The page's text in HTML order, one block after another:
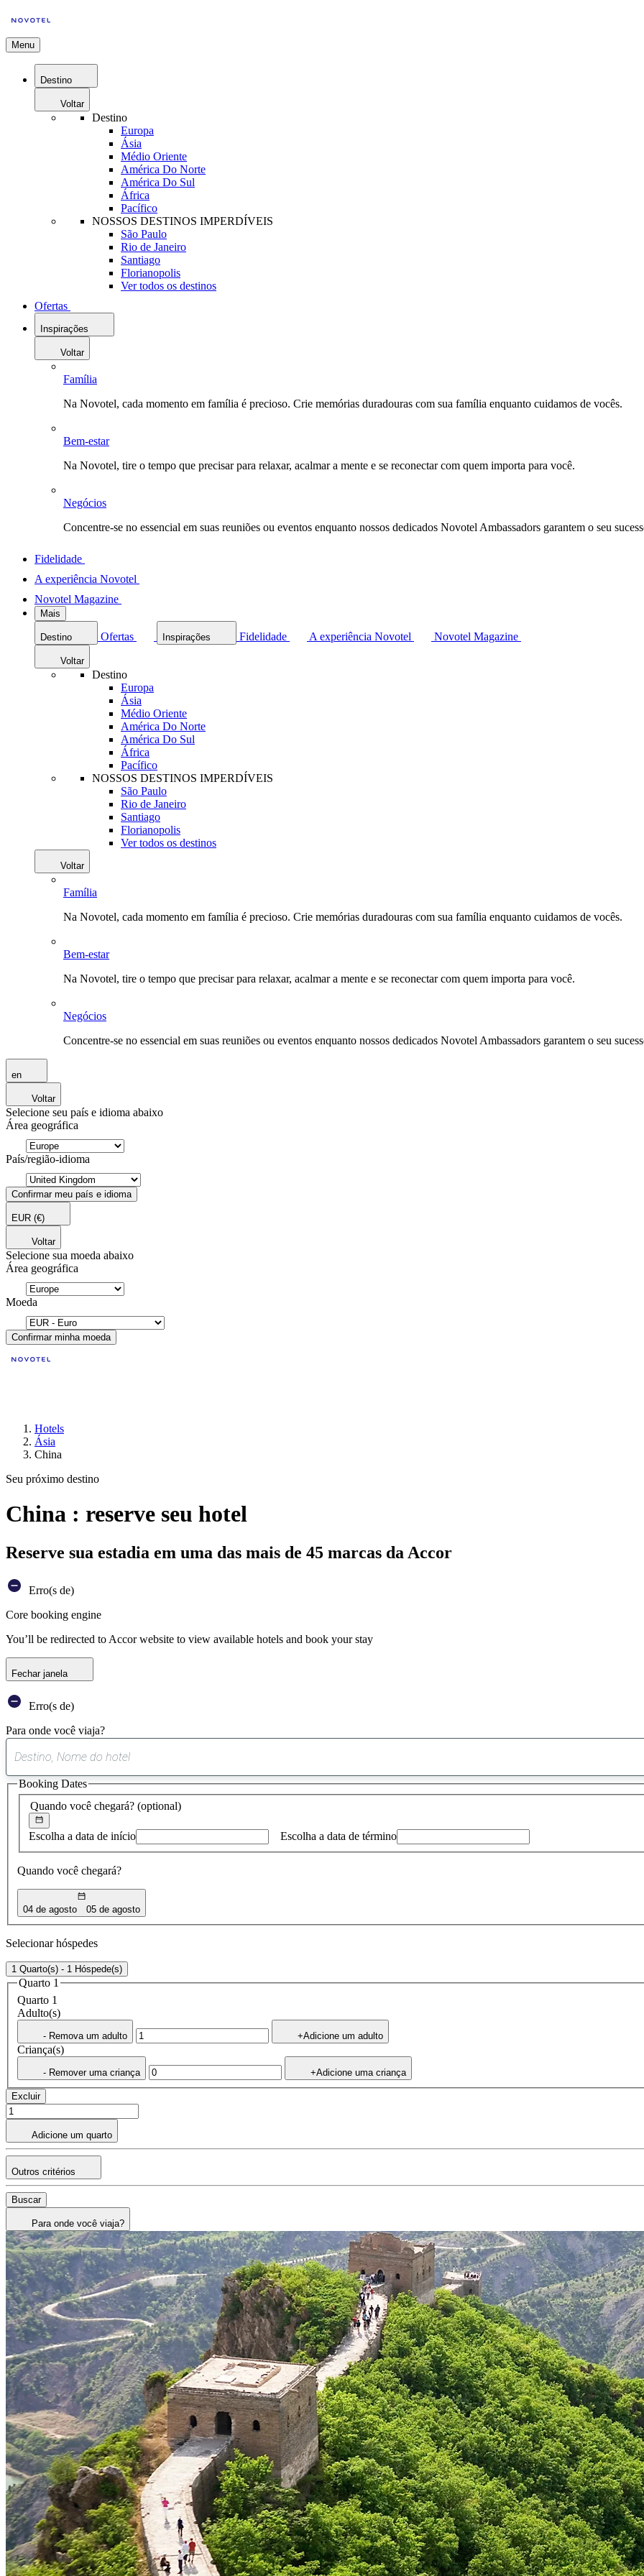
Menu
Destino
Voltar
Destino
Europa
Ásia
Médio Oriente
América Do Norte
América Do Sul
África
Pacífico
NOSSOS DESTINOS IMPERDÍVEIS
São Paulo
Rio de Janeiro
Santiago
Florianopolis
Ver todos os destinos
Ofertas
Inspirações
Voltar
Família
Na Novotel, cada momento em família é precioso. Crie memórias duradouras com sua família enquanto cuidamos de vocês.
Bem-estar
Na Novotel, tire o tempo que precisar para relaxar, acalmar a mente e se reconectar com quem importa para você.
Negócios
Concentre-se no essencial em suas reuniões ou eventos enquanto nossos dedicados Novotel Ambassadors garantem o seu
Fidelidade
A experiência Novotel
Novotel Magazine
Mais
Destino Ofertas Inspirações Fidelidade A experiência Novotel Novotel Magazine
Voltar
Destino
Europa
Ásia
Médio Oriente
América Do Norte
América Do Sul
África
Pacífico
NOSSOS DESTINOS IMPERDÍVEIS
São Paulo
Rio de Janeiro
Santiago
Florianopolis
Ver todos os destinos
Voltar
Família
Na Novotel, cada momento em família é precioso. Crie memórias duradouras com sua família enquanto cuidamos de vocês.
Bem-estar
Na Novotel, tire o tempo que precisar para relaxar, acalmar a mente e se reconectar com quem importa para você.
Negócios
Concentre-se no essencial em suas reuniões ou eventos enquanto nossos dedicados Novotel Ambassadors garantem o seu
en
Voltar
Selecione seu país e idioma abaixo
Área geográfica
País/região-idioma
Confirmar meu país e idioma
EUR (€)
Voltar
Selecione sua moeda abaixo
Área geográfica
Moeda
Confirmar minha moeda
Hotels
Ásia
China
Seu próximo destino
China : reserve seu hotel
Reserve sua estadia em uma das mais de 45 marcas da Accor
Erro(s de)
Core booking engine
You’ll be redirected to Accor website to view available hotels and book your stay
Fechar janela
Erro(s de)
Para onde você viaja?
sugestão
encontrada
Quando você chegará? (optional)
Escolha a data de início Escolha a data de término
Quando você chegará?
04 de agosto 05 de agosto
Booking Dates
Selecionar hóspedes
1 Quarto(s) - 1 Hóspede(s)
Quarto 1
Quarto 1
Adulto(s)
- Remova um adulto +Adicione um adulto
Criança(s)
- Remover uma criança +Adicione uma criança
Excluir
Adicione um quarto
Outros critérios
Buscar
Para onde você viaja?